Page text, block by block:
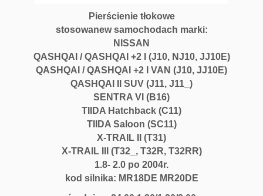
Pierścienie tłokowe
stosowanew samochodach marki:
NISSAN
QASHQAI / QASHQAI +2 I (J10, NJ10, JJ10E)
QASHQAI / QASHQAI +2 I VAN (J10, JJ10E)
QASHQAI II SUV (J11, J11_)
SENTRA VI (B16)
TIIDA Hatchback (C11)
TIIDA Saloon (SC11)
X-TRAIL II (T31)
X-TRAIL III (T32_, T32R, T32RR)
1.8- 2.0 po 2004r.
kod silnika: MR18DE MR20DE